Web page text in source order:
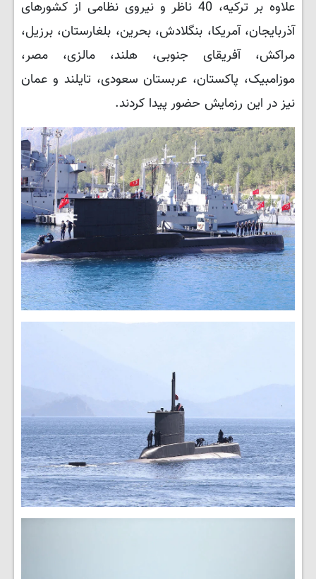
علاوه بر ترکیه، 40 ناظر و نیروی نظامی از کشورهای
آذربایجان، آمریکا، بنگلادش، بحرین، بلغارستان، برزیل،
مراکش، آفریقای جنوبی، هلند، مالزی، مصر،
موزامبیک، پاکستان، عربستان سعودی، تایلند و عمان
نیز در این رزمایش حضور پیدا کردند.